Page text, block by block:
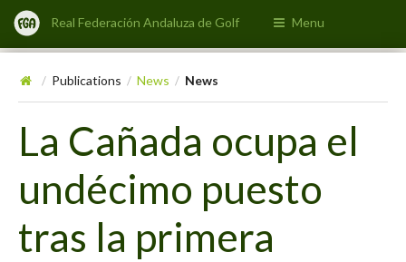
Real Federación Andaluza de Golf Menu
/ Publications / News / News
La Cañada ocupa el
undécimo puesto
tras la primera